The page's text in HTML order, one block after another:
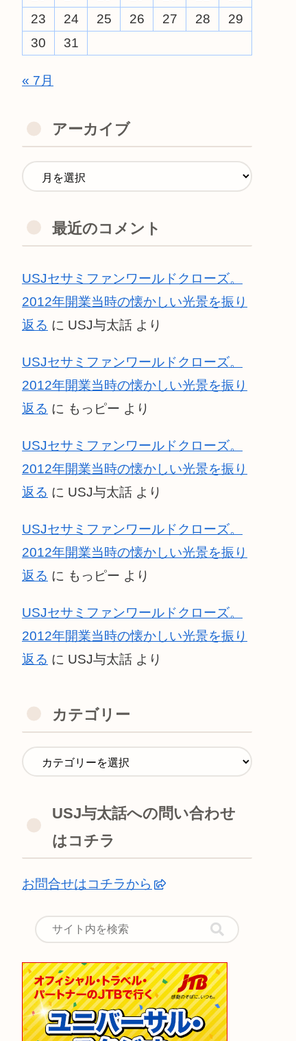
23
24 25 26 27 28
29
30
31
« 7月
アーカイブ
最近のコメント
USJセサミファンワールドクローズ。
2012年開業当時の懐かしい光景を振り
返る に USJ与太話 より
USJセサミファンワールドクローズ。
2012年開業当時の懐かしい光景を振り
返る に もっピー より
USJセサミファンワールドクローズ。
2012年開業当時の懐かしい光景を振り
返る に USJ与太話 より
USJセサミファンワールドクローズ。
2012年開業当時の懐かしい光景を振り
返る に もっピー より
USJセサミファンワールドクローズ。
2012年開業当時の懐かしい光景を振り
返る に USJ与太話 より
カテゴリー
USJ与太話への問い合わせ
はコチラ
お問合せはコチラから